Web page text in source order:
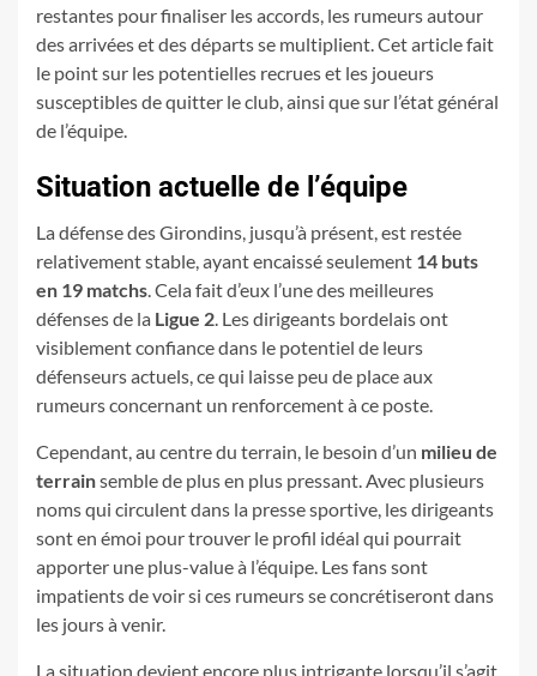
restantes pour finaliser les accords, les rumeurs autour
des arrivées et des départs se multiplient. Cet article fait
le point sur les potentielles recrues et les joueurs
susceptibles de quitter le club, ainsi que sur l’état général
de l’équipe.
Situation actuelle de l’équipe
La défense des Girondins, jusqu’à présent, est restée
relativement stable, ayant encaissé seulement 14 buts
en 19 matchs. Cela fait d’eux l’une des meilleures
défenses de la Ligue 2. Les dirigeants bordelais ont
visiblement confiance dans le potentiel de leurs
défenseurs actuels, ce qui laisse peu de place aux
rumeurs concernant un renforcement à ce poste.
Cependant, au centre du terrain, le besoin d’un milieu de
terrainsemble de plus en plus pressant. Avec plusieurs
noms qui circulent dans la presse sportive, les dirigeants
sont en émoi pour trouver le profil idéal qui pourrait
apporter une plus-value à l’équipe. Les fans sont
impatients de voir si ces rumeurs se concrétiseront dans
les jours à venir.
La situation devient encore plus intrigante lorsqu’il s’agit